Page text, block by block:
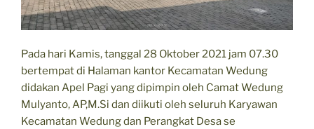
Pada hari Kamis, tanggal 28 Oktober 2021 jam 07.30
bertempat di Halaman kantor Kecamatan Wedung
didakan Apel Pagi yang dipimpin oleh Camat Wedung
Mulyanto, AP,M.Si dan diikuti oleh seluruh Karyawan
Kecamatan Wedung dan Perangkat Desa se